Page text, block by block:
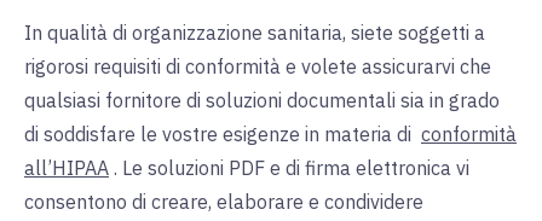
In qualità di organizzazione sanitaria, siete soggetti a
rigorosi requisiti di conformità e volete assicurarvi che
qualsiasi fornitore di soluzioni documentali sia in grado
di soddisfare le vostre esigenze in materia di conformità
all’HIPAA . Le soluzioni PDF e di firma elettronica vi
consentono di creare, elaborare e condividere